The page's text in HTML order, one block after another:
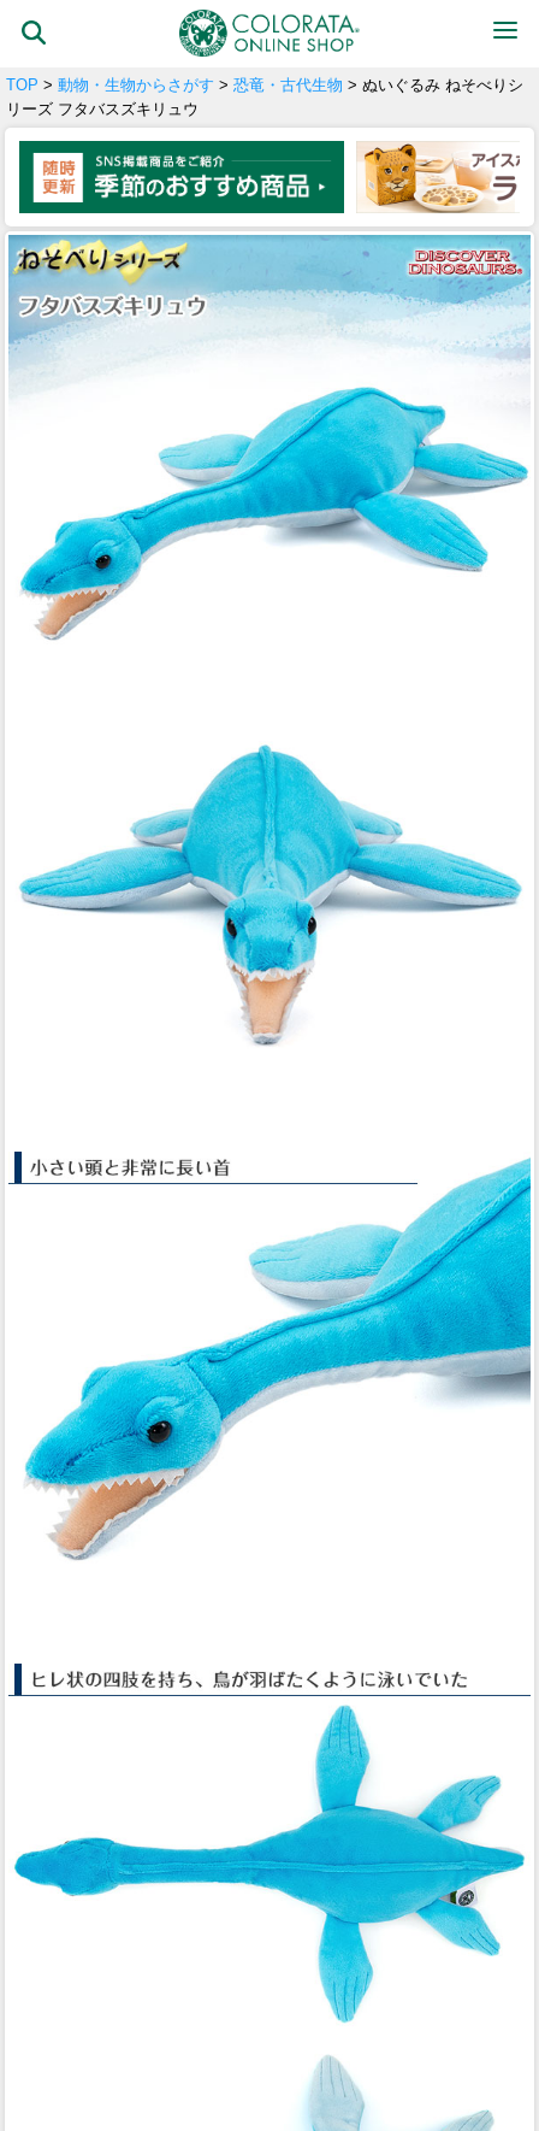
TOP > 動物・生物からさがす > 恐竜・古代生物 > ぬいぐるみ ねそべりシ
リーズ フタバスズキリュウ